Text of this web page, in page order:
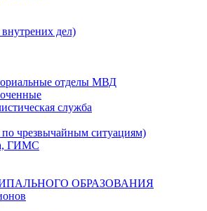
дел)
отделы МВД
служба
чрезвычайным ситуациям)
ГИМС
ОБРАЗОВАНИЯ